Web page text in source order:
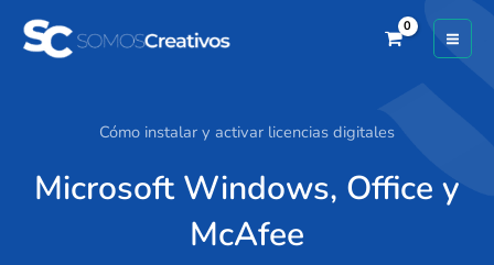
contenido
Main
Cómo instalar y activar licencias digitales
Microsoft Windows, Office y
McAfee